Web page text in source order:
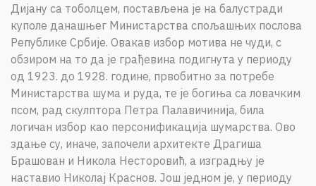
Дијану са тоболцем, постављена је на балустради
куполе данашњег Министарства спољашњих послова
Републике Србије. Овакав избор мотива не чуди, с
обзиром на то да је грађевина подигнута у периоду
од 1923. до 1928. године, првобитно за потребе
Министарства шума и руда, те је богиња са ловачким
псом, рад скулптора Петра Палавичинија, била
логичан избор као персонификација шумарства. Ово
здање су, иначе, започели архитекте Драгиша
Брашован и Никола Несторовић, а изградњу је
наставио Николај Краснов. Још једном је, у периоду